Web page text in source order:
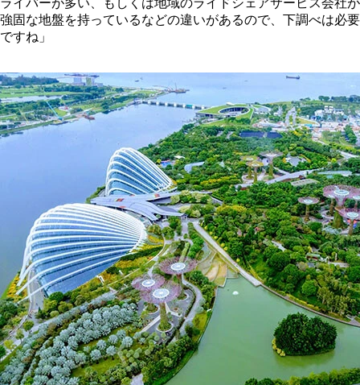
ライバーが多い、もしくは地域のライドシェアサービス会社が
強固な地盤を持っているなどの違いがあるので、下調べは必要
ですね」